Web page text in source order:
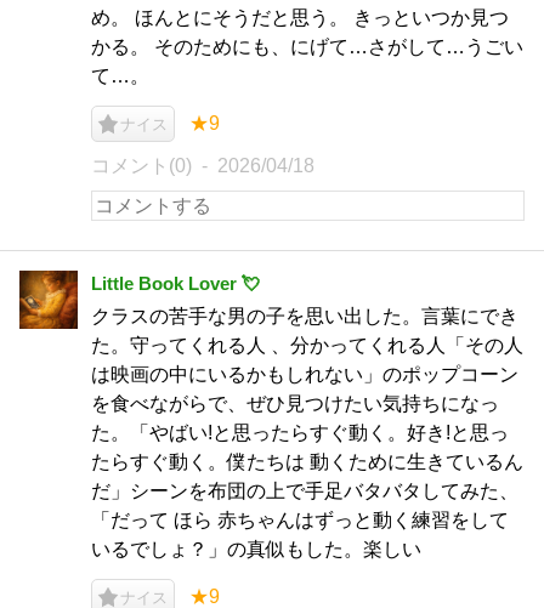
め。 ほんとにそうだと思う。 きっといつか見つ
かる。 そのためにも、にげて…さがして…うごい
て…。
ナイス ★9
コメント(0) 2026/04/18
Little Book Lover 💘
クラスの苦手な男の子を思い出した。言葉にでき
た。守ってくれる人 、分かってくれる人「その人
は映画の中にいるかもしれない」のポップコーン
を食べながらで、ぜひ見つけたい気持ちになっ
た。「やばい!と思ったらすぐ動く。好き!と思っ
たらすぐ動く。僕たちは 動くために生きているん
だ」シーンを布団の上で手足バタバタしてみた、
「だって ほら 赤ちゃんはずっと動く練習をして
いるでしょ？」の真似もした。楽しい
ナイス ★9